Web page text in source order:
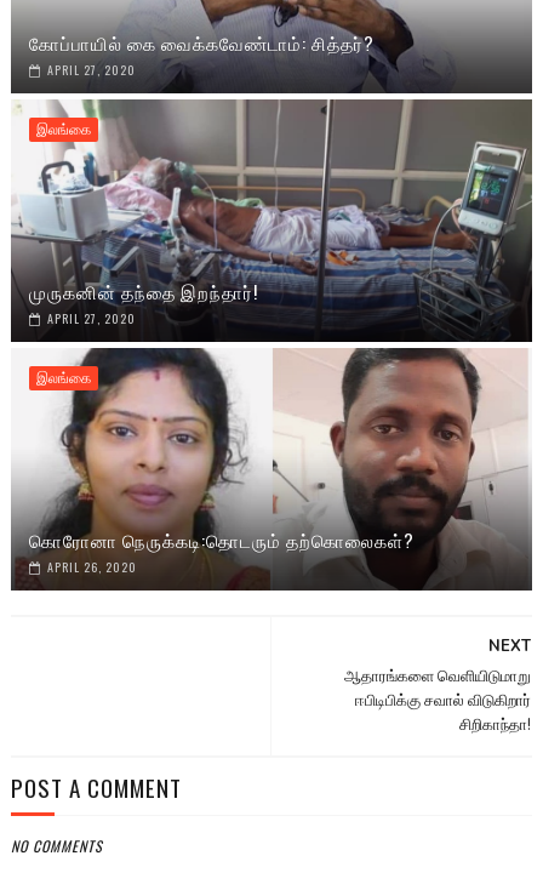
கோப்பாயில் கை வைக்கவேண்டாம்: சித்தர்?
APRIL 27, 2020
இலங்கை
முருகனின் தந்தை இறந்தார்!
APRIL 27, 2020
இலங்கை
கொரோனா நெருக்கடி:தொடரும் தற்கொலைகள்?
APRIL 26, 2020
NEXT
ஆதாரங்களை வெளியிடுமாறு
ஈபிடிபிக்கு சவால் விடுகிறார்
சிறிகாந்தா!
POST A COMMENT
NO COMMENTS